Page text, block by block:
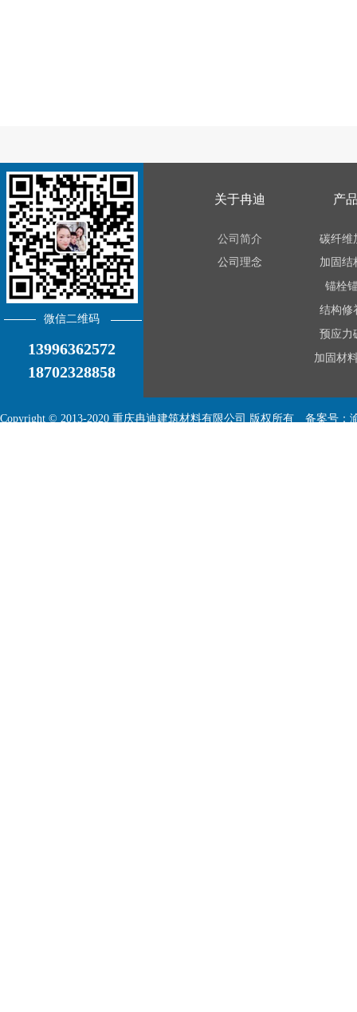
公司理念
公司简介
13996362572
Copyright © 2013-2020 重庆冉迪建筑材料有限公司 版权所有 备案号：
关于冉迪 产
微信二维码
碳纤维
锚栓
预应力
加固结
结构修
加固材
18702328858